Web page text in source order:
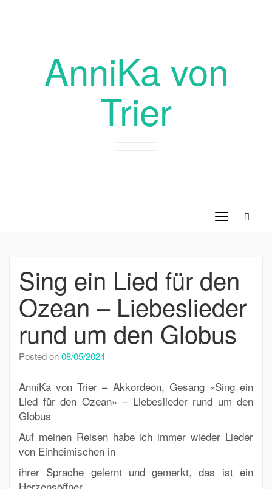
AnniKa von
Trier
Toggle
Sing ein Lied für den
Ozean – Liebeslieder
rund um den Globus
Posted on08/05/2024
AnniKa von Trier – Akkordeon, Gesang «Sing ein
Lied für den Ozean» – Liebeslieder rund um den
Globus
Auf meinen Reisen habe ich immer wieder Lieder
von Einheimischen in
ihrer Sprache gelernt und gemerkt, das ist ein